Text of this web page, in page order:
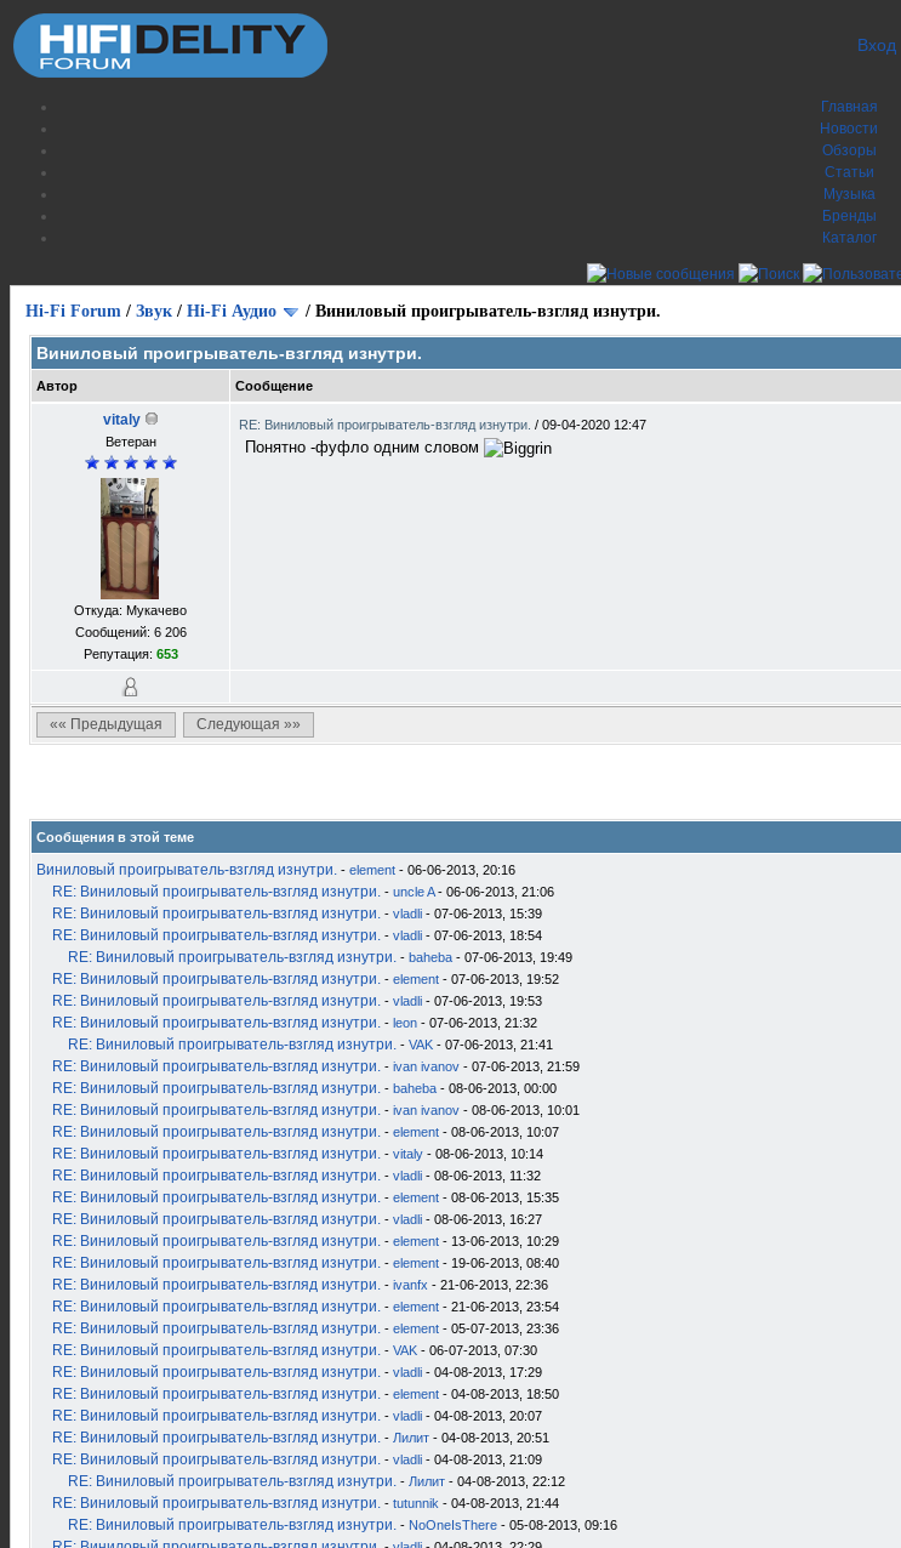
Вход
Главная
Новости
Обзоры
Статьи
Музыка
Бренды
Каталог
Hi-Fi Forum / Звук / Hi-Fi Аудио / Виниловый проигрыватель-взгляд изнутри.
Виниловый проигрыватель-взгляд изнутри.
Автор Сообщение
vitaly
Ветеран
Откуда: Мукачево
Сообщений: 6 206
Репутация: 653
RE: Виниловый проигрыватель-взгляд изнутри. / 09-04-2020 12:47
Понятно -фуфло одним словом
«« Предыдущая
Следующая »»
Сообщения в этой теме
Виниловый проигрыватель-взгляд изнутри. - element - 06-06-2013, 20:16
RE: Виниловый проигрыватель-взгляд изнутри. - uncle A- 06-06-2013, 21:06
RE: Виниловый проигрыватель-взгляд изнутри. - vladli - 07-06-2013, 15:39
RE: Виниловый проигрыватель-взгляд изнутри. - vladli - 07-06-2013, 18:54
RE: Виниловый проигрыватель-взгляд изнутри. - baheba - 07-06-2013, 19:49
RE: Виниловый проигрыватель-взгляд изнутри. - element - 07-06-2013, 19:52
RE: Виниловый проигрыватель-взгляд изнутри. - vladli - 07-06-2013, 19:53
RE: Виниловый проигрыватель-взгляд изнутри. - leon - 07-06-2013, 21:32
RE: Виниловый проигрыватель-взгляд изнутри. - VAK - 07-06-2013, 21:41
RE: Виниловый проигрыватель-взгляд изнутри. - ivan ivanov - 07-06-2013, 21:59
RE: Виниловый проигрыватель-взгляд изнутри. - baheba - 08-06-2013, 00:00
RE: Виниловый проигрыватель-взгляд изнутри. - ivan ivanov - 08-06-2013, 10:01
RE: Виниловый проигрыватель-взгляд изнутри. - element - 08-06-2013, 10:07
RE: Виниловый проигрыватель-взгляд изнутри. - vitaly - 08-06-2013, 10:14
RE: Виниловый проигрыватель-взгляд изнутри. - vladli - 08-06-2013, 11:32
RE: Виниловый проигрыватель-взгляд изнутри. - element - 08-06-2013, 15:35
RE: Виниловый проигрыватель-взгляд изнутри. - vladli - 08-06-2013, 16:27
RE: Виниловый проигрыватель-взгляд изнутри. - element - 13-06-2013, 10:29
RE: Виниловый проигрыватель-взгляд изнутри. - element - 19-06-2013, 08:40
RE: Виниловый проигрыватель-взгляд изнутри. - ivanfx - 21-06-2013, 22:36
RE: Виниловый проигрыватель-взгляд изнутри. - element - 21-06-2013, 23:54
RE: Виниловый проигрыватель-взгляд изнутри. - element - 05-07-2013, 23:36
RE: Виниловый проигрыватель-взгляд изнутри. - VAK - 06-07-2013, 07:30
RE: Виниловый проигрыватель-взгляд изнутри. - vladli - 04-08-2013, 17:29
RE: Виниловый проигрыватель-взгляд изнутри. - element - 04-08-2013, 18:50
RE: Виниловый проигрыватель-взгляд изнутри. - vladli - 04-08-2013, 20:07
RE: Виниловый проигрыватель-взгляд изнутри. - Лилит - 04-08-2013, 20:51
RE: Виниловый проигрыватель-взгляд изнутри. - vladli - 04-08-2013, 21:09
RE: Виниловый проигрыватель-взгляд изнутри. - Лилит - 04-08-2013, 22:12
RE: Виниловый проигрыватель-взгляд изнутри. - tutunnik - 04-08-2013, 21:44
RE: Виниловый проигрыватель-взгляд изнутри. - NoOneIsThere - 05-08-2013, 09:16